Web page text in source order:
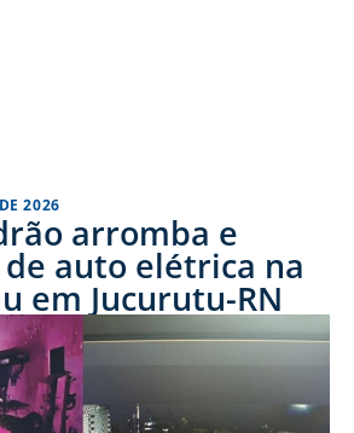
2026
arromba e
auto elétrica na
em Jucurutu-RN